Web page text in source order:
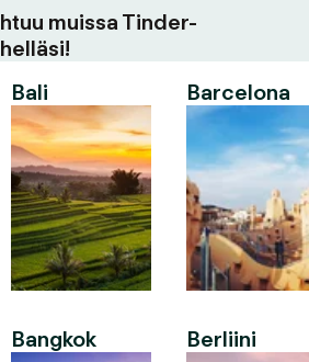
muissa Tinder-
Bali
Bangkok
Barcelona
Berliini